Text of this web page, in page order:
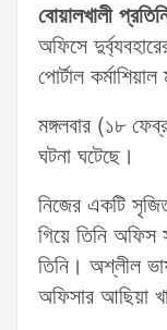
বোয়ালখালী
অফিসে
পোর্টাল
মঙ্গলবার (১৮
ঘটনা ঘটেছে।
নিজের একটি
গিয়ে তিনি অফিস
তিনি। অশ্লীল
অফিসার আছিয়া